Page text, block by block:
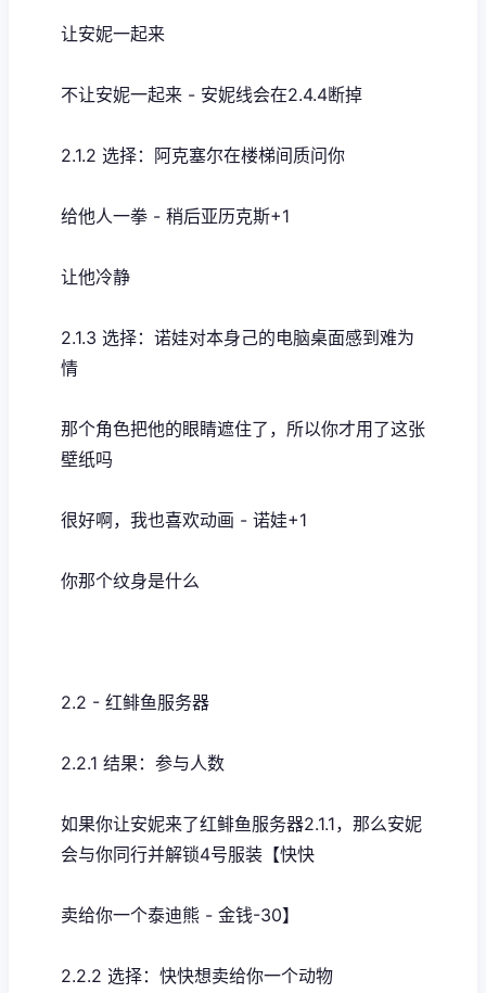
让安妮一起来
不让安妮一起来 - 安妮线会在2.4.4断掉
2.1.2 选择：阿克塞尔在楼梯间质问你
给他人一拳 - 稍后亚历克斯+1
让他冷静
2.1.3 选择：诺娃对本身己的电脑桌面感到难为
情
那个角色把他的眼睛遮住了，所以你才用了这张
壁纸吗
很好啊，我也喜欢动画 - 诺娃+1
你那个纹身是什么
2.2 - 红鲱鱼服务器
2.2.1 结果：参与人数
如果你让安妮来了红鲱鱼服务器2.1.1，那么安妮
会与你同行并解锁4号服装【快快
卖给你一个泰迪熊 - 金钱-30】
2.2.2 选择：快快想卖给你一个动物